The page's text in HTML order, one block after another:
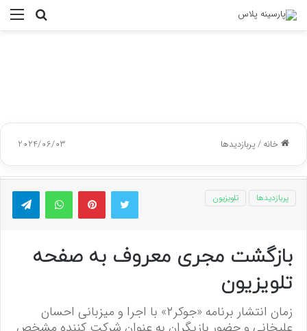
جستجو
خانه/پربازدیدها 2024/06/03
توییتر پینتریستواتس آپ
پربازدیدها تلویزیون
بازگشت مجری معروف به صفحه
تلویزیون
زمان انتشار برنامه «جوکر۲» با اجرا و میزبانی احسان